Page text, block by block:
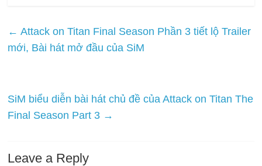
← Attack on Titan Final Season Phần 3 tiết lộ Trailer
mới, Bài hát mở đầu của SiM
SiM biểu diễn bài hát chủ đề của Attack on Titan The
Final Season Part 3 →
Leave a Reply